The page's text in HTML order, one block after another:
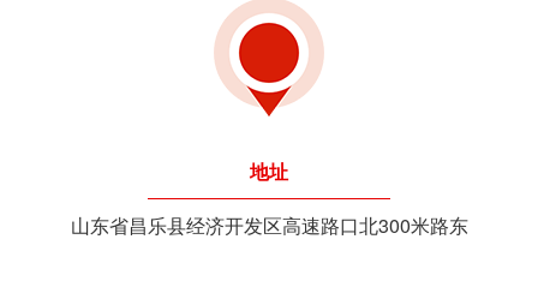
地址
山东省昌乐县经济开发区高速路口北300米路东